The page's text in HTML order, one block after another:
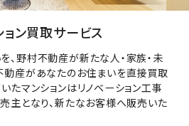
ン買取サービス
、野村不動産が新たな人・家族・未
動産があなたのお住まいを直接買取
たマンションはリノベーション⼯事
主となり、新たなお客様へ販売いた